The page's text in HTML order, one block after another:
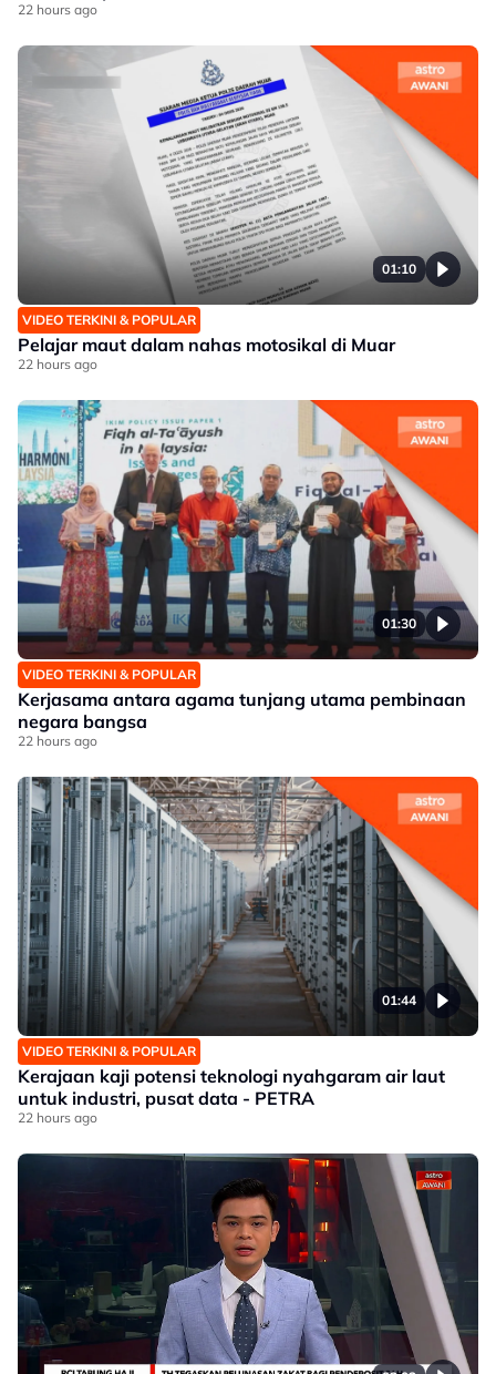
22 hours ago
01:10
VIDEO TERKINI & POPULAR
Pelajar maut dalam nahas motosikal di Muar
22 hours ago
01:30
VIDEO TERKINI & POPULAR
Kerjasama antara agama tunjang utama pembinaan
negara bangsa
22 hours ago
01:44
VIDEO TERKINI & POPULAR
Kerajaan kaji potensi teknologi nyahgaram air laut
untuk industri, pusat data - PETRA
22 hours ago